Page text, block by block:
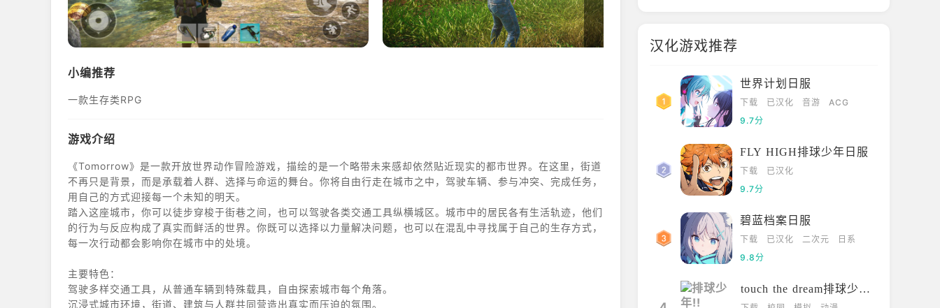
小编推荐
一款生存类RPG
游戏介绍
《Tomorrow》是一款开放世界动作冒险游戏，描绘的是一个略带未来感却依然贴近现实的都市世界。在这里，街道
不再只是背景，而是承载着人群、选择与命运的舞台。你将自由行走在城市之中，驾驶车辆、参与冲突、完成任务，
用自己的方式迎接每一个未知的明天。
踏入这座城市，你可以徒步穿梭于街巷之间，也可以驾驶各类交通工具纵横城区。城市中的居民各有生活轨迹，他们
的行为与反应构成了真实而鲜活的世界。你既可以选择以力量解决问题，也可以在混乱中寻找属于自己的生存方式，
每一次行动都会影响你在城市中的处境。
主要特色：
驾驶多样交通工具，从普通车辆到特殊载具，自由探索城市每个角落。
沉浸式城市环境，街道、建筑与人群共同营造出真实而压迫的氛围。
汉化游戏推荐
世界计划日服
下载 已汉化 音游
ACG
9.7分
FLY HIGH排球少年日服
下载
已汉化
9.7分
碧蓝档案日服
下载 已汉化 二次元
日系
9.8分
touch the dream排球少年韩服